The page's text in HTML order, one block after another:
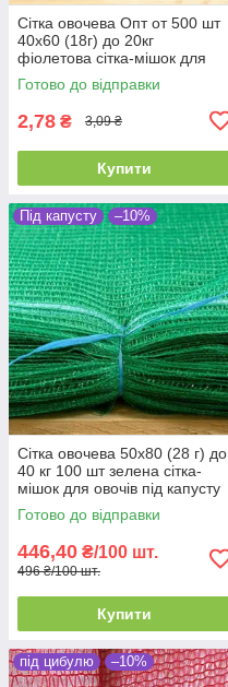
Сітка овочева Опт от 500 шт
40х60 (18г) до 20кг
фіолетова сітка-мішок для
овочів
Готово до відправки
2,78 ₴ 3,09 ₴
Купити
Під капусту –10%
Сітка овочева 50х80 (28 г) до
40 кг 100 шт зелена сітка-
мішок для овочів під капусту
Готово до відправки
446,40 ₴/100 шт.
496 ₴/100 шт.
Купити
під цибулю –10%